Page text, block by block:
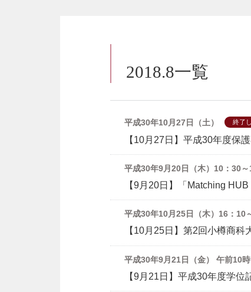
2018.8一覧
平成30年10月27日（土） 終了
【10月27日】平成30年度保
平成30年9月20日（木）10：30
【9月20日】「Matching
平成30年10月25日（木）16：10
【10月25日】第2回小樽商
平成30年9月21日（金） 午前10時
【9月21日】平成30年度学位